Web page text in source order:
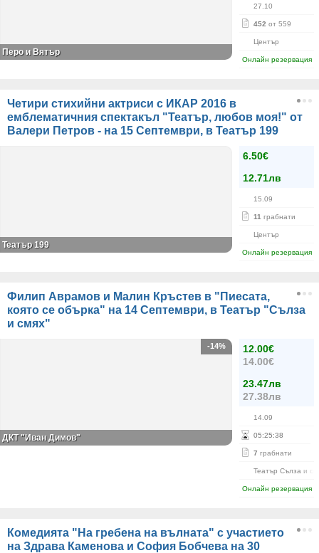
27.10
452 от 559
Център
Онлайн резервация
Перо и Вятър
Четири стихийни актриси с ИКАР 2016 в
емблематичния спектакъл "Театър, любов моя!" от
Валери Петров - на 15 Септември, в Театър 199
6.50€
12.71лв
15.09
11 грабнати
Център
Онлайн резервация
Театър 199
Филип Аврамов и Малин Кръстев в "Пиесата,
която се обърка" на 14 Септември, в Театър "Сълза
и смях"
12.00€
14.00€
23.47лв
27.38лв
14.09
05:25:38
7 грабнати
Театър Сълза и
Онлайн резервация
-14%
ДКТ "Иван Димов"
Комедията "На гребена на вълната" с участието
на Здрава Каменова и София Бобчева на 30